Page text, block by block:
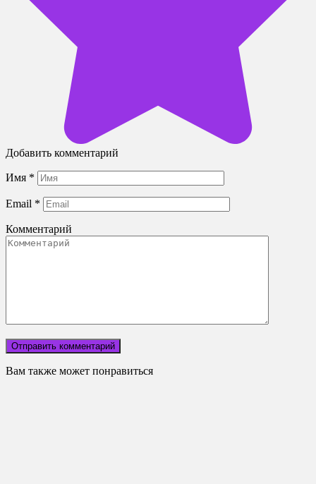
Добавить комментарий
Имя *
Email *
Комментарий
Вам также может понравиться